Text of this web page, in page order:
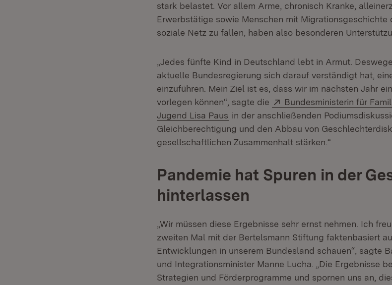
stark belastet. Vor allem Arme, chronisch Kranke,
Erwerbstätige sowie Menschen mit
soziale Netz zu fallen, haben also besonderen
„Jedes fünfte Kind in Deutschland lebt in Armut.
aktuelle Bundesregierung sich darauf verständigt hat,
einzuführen. Mein Ziel ist es, dass wir im nächsten Jahr
vorlegen können“, sagte die
Extern:
Bundesministerin für
Jugend Lisa Paus (Öffnet in neuem Fenster)
in der anschließenden
Gleichberechtigung und den Abbau von
gesellschaftlichen Zusammenhalt stärken.“
Pandemie hat Spuren in der
hinterlassen
„Wir müssen diese Ergebnisse sehr ernst nehmen. Ich
zweiten Mal mit der Bertelsmann Stiftung faktenbasiert
Entwicklungen in unserem Bundesland schauen“, sagte
und Integrationsminister Manne Lucha. „Die Ergebnisse
Strategien und Förderprogramme und spornen uns an,